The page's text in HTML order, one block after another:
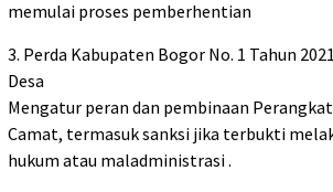
memulai proses pemberhentian
3. Perda Kabupaten Bogor No. 1 Tahun
Desa
Mengatur peran dan pembinaan Perangkat
Camat, termasuk sanksi jika terbukti
hukum atau maladministrasi .